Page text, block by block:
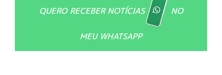
QUERO RECEBER NOTÍCIAS NO
MEU WHATSAPP